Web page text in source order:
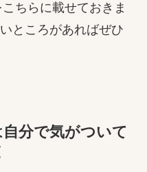
ちらに載せておきま
ところがあればぜひ
分で気がついて